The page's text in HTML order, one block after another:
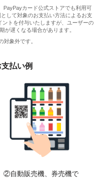
カード公式ストアでも利用可
して対象のお支払い方法によるお支
トを付与いたしますが、ユーザーの
が遅くなる場合があります。
象外です。
払い例
②自動販売機、券売機で